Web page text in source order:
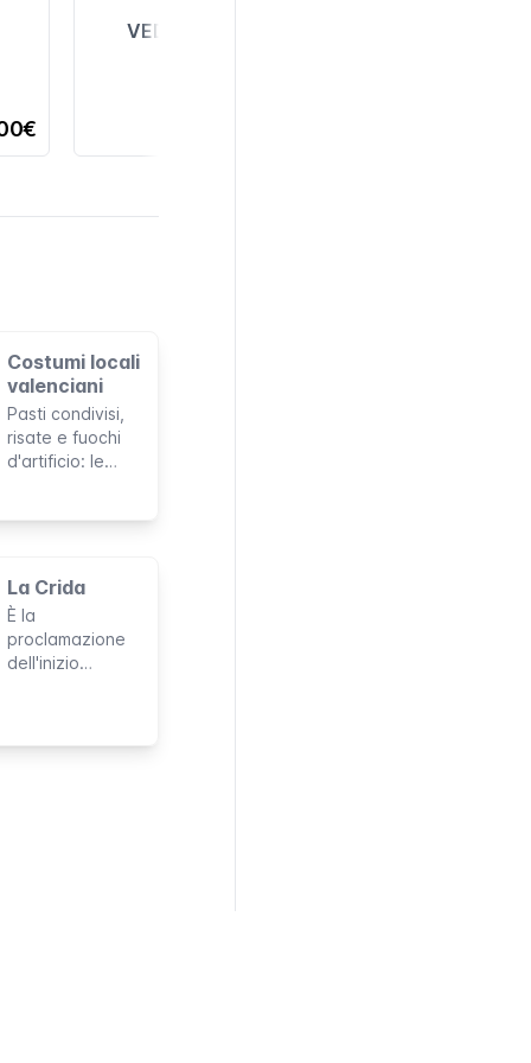
VEDI TUTTI
Costumi locali
valenciani
Pasti condivisi,
risate e fuochi
d'artificio: le
La Crida
È la
proclamazione
dell'inizio